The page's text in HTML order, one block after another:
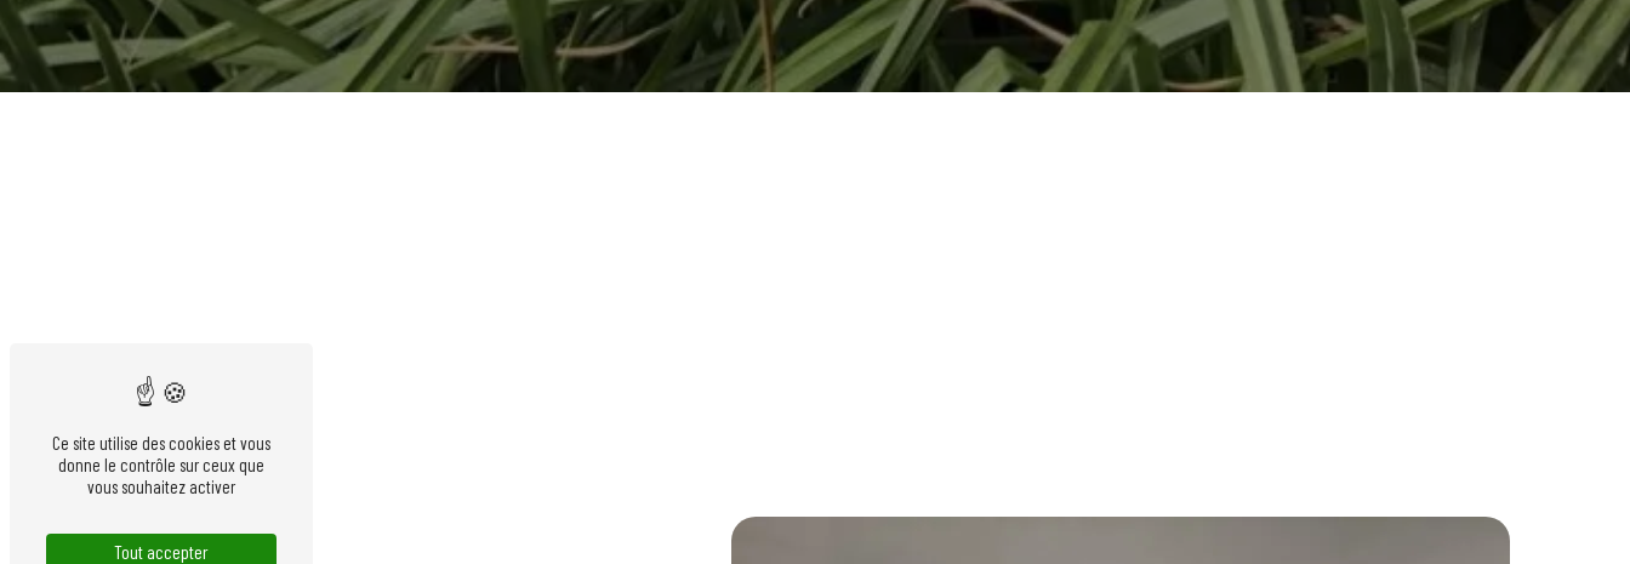
Ce site utilise des cookies et vous
donne le contrôle sur ceux que
vous souhaitez activer
Tout accepter